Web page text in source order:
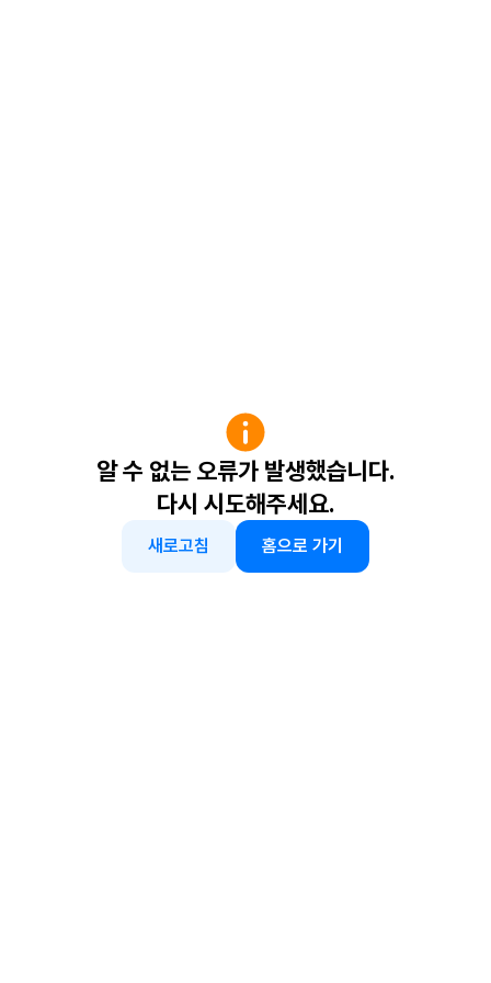
알 수 없는 오류가 발생했습니다.
다시 시도해주세요.
새로고침 홈으로 가기